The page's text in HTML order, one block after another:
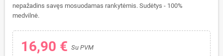
nepažadins savęs mosuodamas rankytėmis. Sudėtys - 100%
medvilnė.
16,90 € Su PVM